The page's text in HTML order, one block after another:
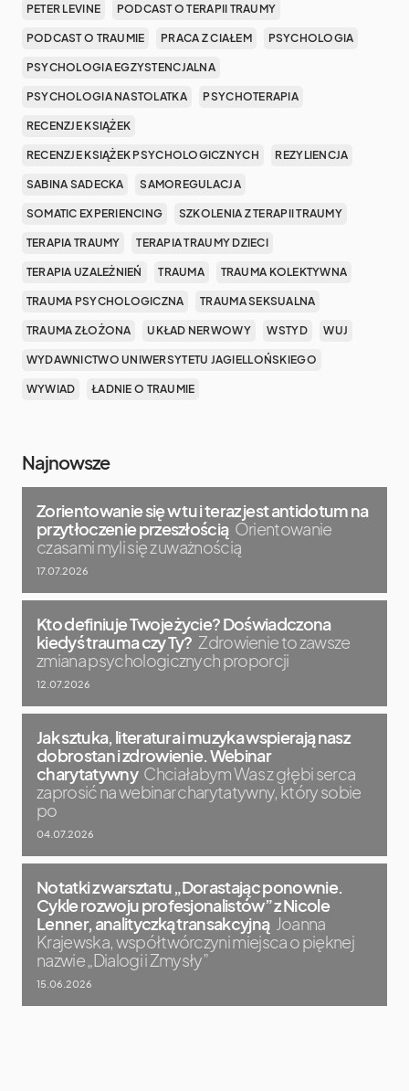
PETER LEVINE PODCAST O TERAPII TRAUMY
PODCAST O TRAUMIE PRACA Z CIAŁEM PSYCHOLOGIA
PSYCHOLOGIA EGZYSTENCJALNA
PSYCHOLOGIA NASTOLATKA PSYCHOTERAPIA
RECENZJE KSIĄŻEK
RECENZJE KSIĄŻEK PSYCHOLOGICZNYCH REZYLIENCJA
SABINA SADECKA SAMOREGULACJA
SOMATIC EXPERIENCING SZKOLENIA Z TERAPII TRAUMY
TERAPIA TRAUMY TERAPIA TRAUMY DZIECI
TERAPIA UZALEŻNIEŃ TRAUMA TRAUMA KOLEKTYWNA
TRAUMA PSYCHOLOGICZNA TRAUMA SEKSUALNA
TRAUMA ZŁOŻONA UKŁAD NERWOWY WSTYD WUJ
WYDAWNICTWO UNIWERSYTETU JAGIELLOŃSKIEGO
WYWIAD ŁADNIE O TRAUMIE
Najnowsze
Zorientowanie się w tu i teraz jest antidotum na
przytłoczenie przeszłością Orientowanie
czasami myli się z uważnością
17.07.2026
Kto definiuje Twoje życie? Doświadczona
kiedyś trauma czy Ty? Zdrowienie to zawsze
zmiana psychologicznych proporcji
12.07.2026
Jak sztuka, literatura i muzyka wspierają nasz
dobrostan i zdrowienie. Webinar
charytatywny Chciałabym Was z głębi serca
zaprosić na webinar charytatywny, który sobie
po
04.07.2026
Notatki z warsztatu „Dorastając ponownie.
Cykle rozwoju profesjonalistów” z Nicole
Lenner, analityczką transakcyjną Joanna
Krajewska, współtwórczyni miejsca o pięknej
nazwie „Dialogi i Zmysły”
15.06.2026